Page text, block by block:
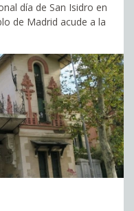
día de San Isidro en
de Madrid acude a la